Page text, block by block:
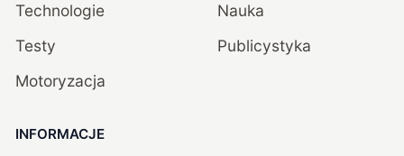
Technologie
Testy
Motoryzacja
Nauka
Publicystyka
INFORMACJE